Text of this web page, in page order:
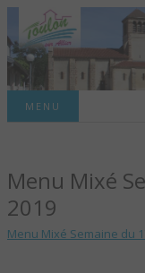
MENU
Menu Mixé
2019
Menu Mixé Semaine du